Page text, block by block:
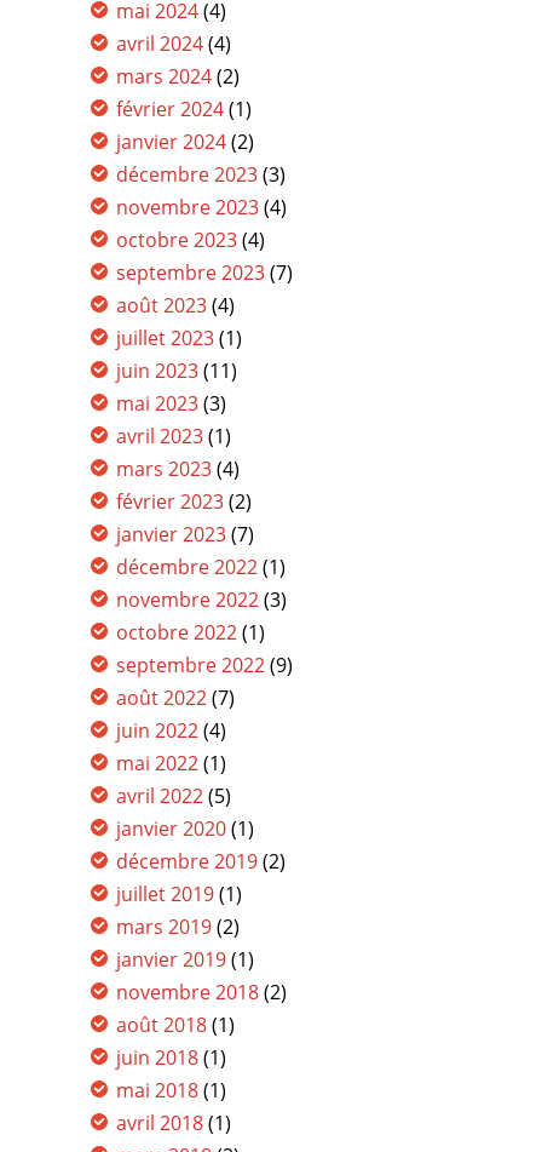
mai 2024(4)
avril 2024(4)
mars 2024(2)
février 2024(1)
janvier 2024(2)
décembre 2023(3)
novembre 2023(4)
octobre 2023(4)
septembre 2023(7)
août 2023(4)
juillet 2023(1)
juin 2023(11)
mai 2023(3)
avril 2023(1)
mars 2023(4)
février 2023(2)
janvier 2023(7)
décembre 2022(1)
novembre 2022(3)
octobre 2022(1)
septembre 2022(9)
août 2022(7)
juin 2022(4)
mai 2022(1)
avril 2022(5)
janvier 2020(1)
décembre 2019(2)
juillet 2019(1)
mars 2019(2)
janvier 2019(1)
novembre 2018(2)
août 2018(1)
juin 2018(1)
mai 2018(1)
avril 2018(1)